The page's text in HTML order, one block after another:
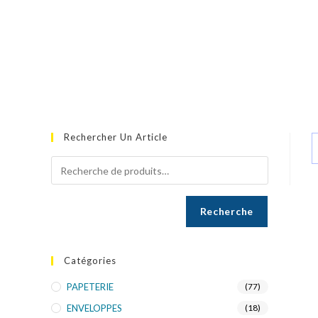
Rechercher Un Article
Recherche
Catégories
PAPETERIE (77)
ENVELOPPES (18)